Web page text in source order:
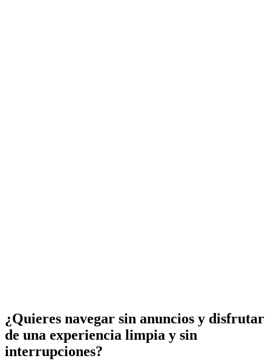
¿Quieres navegar sin anuncios y disfrutar
de una experiencia limpia y sin
interrupciones?